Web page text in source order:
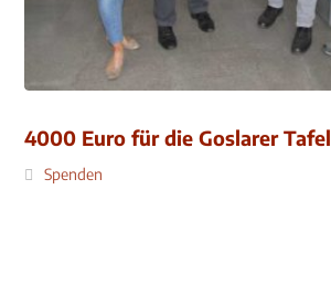
4000 Euro für die Goslarer Tafel
Spenden